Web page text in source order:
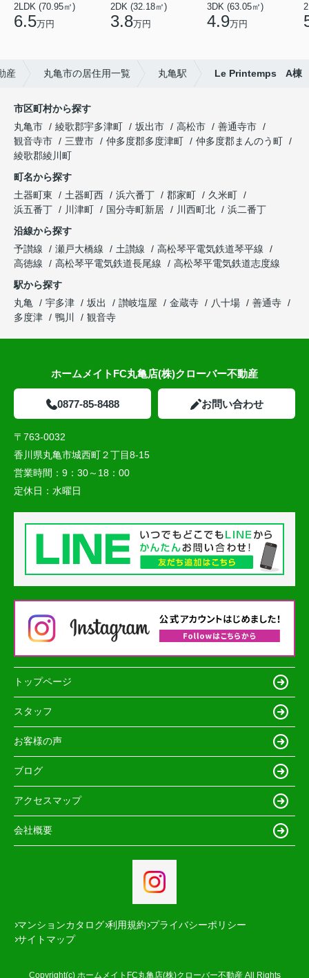
2LDK (70.95㎡)
6.5万円
2DK (32.18㎡)
3.8万円
3DK (63.05㎡)
4.9万円
産 丸亀市の居住用一覧 丸亀駅 Le Printemps A棟
市区町村から探す
丸亀市
綾歌郡宇多津町 坂出市 高松市
善通寺市
観音寺市
三豊市 仲多度郡多度津町
仲多度郡まんのう町
綾歌郡綾川町
町名から探す
土器町東
土器町西 浜六番丁 郡家町
久米町
浜五番丁
川津町 国分寺町新居 川西町北
浜二番丁
沿線から探す
予讃線
瀬戸大橋線 土讃線
高松琴平電気鉄道琴平線
高徳線
高松琴平電気鉄道長尾線
高松琴平電気鉄道志度線
駅から探す
丸亀
宇多津 坂出 讃岐塩屋 金蔵寺 八十場
善通寺
多度津
鴨川 観音寺
ホームメイトFC丸亀店(株)クローバー不動産
0877-85-8488 お問い合わせ
〒763-0032
香川県丸亀市城西町２丁目8-15
営業時間： 9：30～18：00
定休日： 水曜日
トップページ
スタッフ
お客様の声
ブログ
アクセスマップ
会社概要
マンションカタログ 利用規約 プライバシーポリシー
サイトマップ
Copyright(c) ホームメイトFC丸亀店(株)クローバー不動産 All Rights